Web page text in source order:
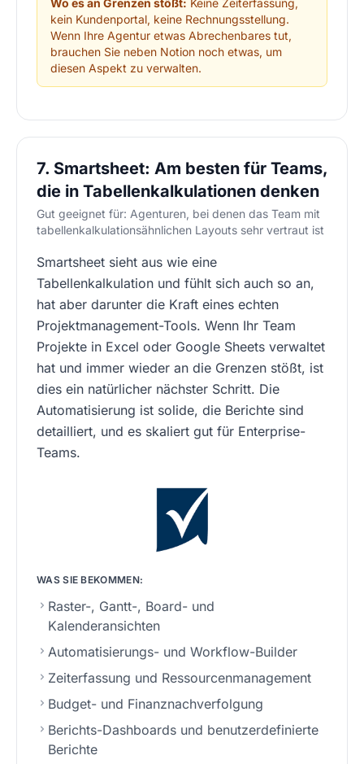
Wo es an Grenzen stößt: Keine Zeiterfassung,
kein Kundenportal, keine Rechnungsstellung.
Wenn Ihre Agentur etwas Abrechenbares tut,
brauchen Sie neben Notion noch etwas, um
diesen Aspekt zu verwalten.
7. Smartsheet: Am besten für Teams,
die in Tabellenkalkulationen denken
Gut geeignet für: Agenturen, bei denen das Team mit
tabellenkalkulationsähnlichen Layouts sehr vertraut ist
Smartsheet sieht aus wie eine
Tabellenkalkulation und fühlt sich auch so an,
hat aber darunter die Kraft eines echten
Projektmanagement-Tools. Wenn Ihr Team
Projekte in Excel oder Google Sheets verwaltet
hat und immer wieder an die Grenzen stößt, ist
dies ein natürlicher nächster Schritt. Die
Automatisierung ist solide, die Berichte sind
detailliert, und es skaliert gut für Enterprise-
Teams.
WAS SIE BEKOMMEN:
Raster-, Gantt-, Board- und
Kalenderansichten
Automatisierungs- und Workflow-Builder
Zeiterfassung und Ressourcenmanagement
Budget- und Finanznachverfolgung
Berichts-Dashboards und benutzerdefinierte
Berichte